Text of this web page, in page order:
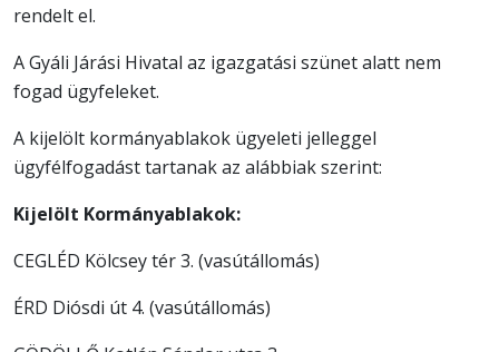
rendelt el.
A Gyáli Járási Hivatal az igazgatási szünet alatt nem
fogad ügyfeleket.
A kijelölt kormányablakok ügyeleti jelleggel
ügyfélfogadást tartanak az alábbiak szerint:
Kijelölt Kormányablakok:
CEGLÉD Kölcsey tér 3. (vasútállomás)
ÉRD Diósdi út 4. (vasútállomás)